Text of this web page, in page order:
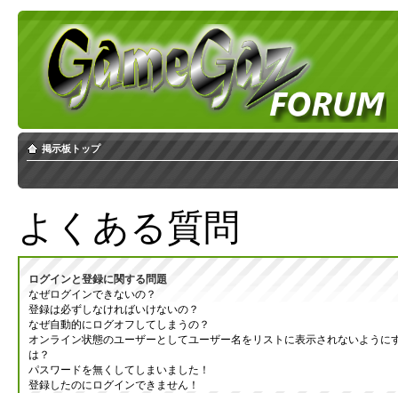
掲示板トップ
よくある質問
ログインと登録に関する問題
なぜログインできないの？
登録は必ずしなければいけないの？
なぜ自動的にログオフしてしまうの？
オンライン状態のユーザーとしてユーザー名をリストに表示されないように
は？
パスワードを無くしてしまいました！
登録したのにログインできません！